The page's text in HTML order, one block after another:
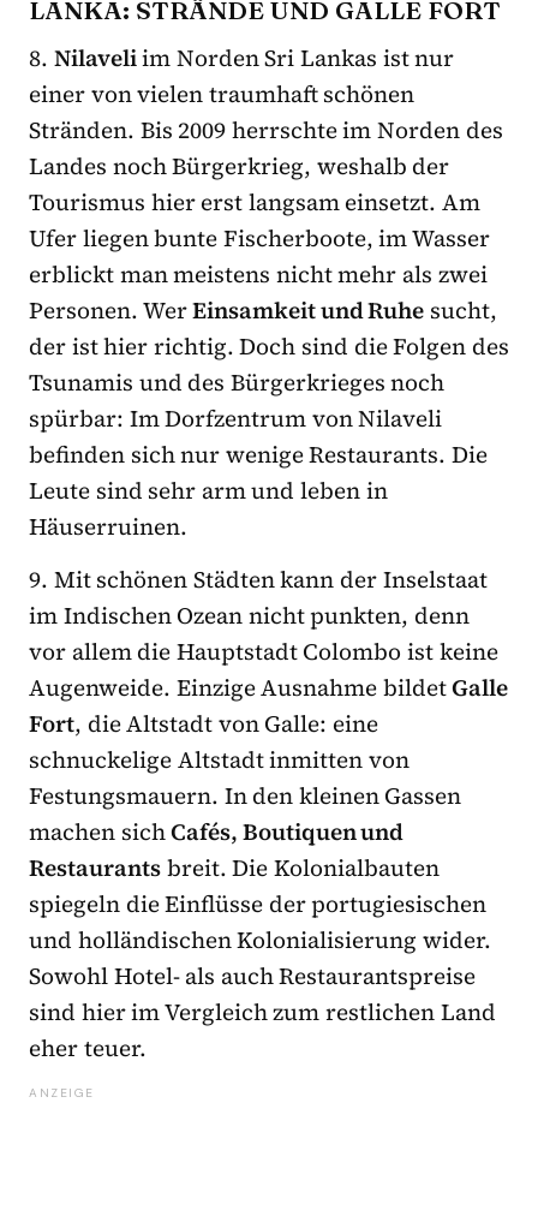
LANKA: STRÄNDE UND GALLE FORT
8. Nilaveliim Norden Sri Lankas ist nur
einer von vielen traumhaft schönen
Stränden. Bis 2009 herrschte im Norden des
Landes noch Bürgerkrieg, weshalb der
Tourismus hier erst langsam einsetzt. Am
Ufer liegen bunte Fischerboote, im Wasser
erblickt man meistens nicht mehr als zwei
Personen. WerEinsamkeit und Ruhe sucht,
der ist hier richtig. Doch sind die Folgen des
Tsunamis und des Bürgerkrieges noch
spürbar: Im Dorfzentrum von Nilaveli
befinden sich nur wenige Restaurants. Die
Leute sind sehr arm und leben in
Häuserruinen.
9. Mit schönen Städten kann der Inselstaat
im Indischen Ozean nicht punkten, denn
vor allem die Hauptstadt Colombo ist keine
Augenweide. Einzige Ausnahme bildetGalle
Fort, die Altstadt von Galle: eine
schnuckelige Altstadt inmitten von
Festungsmauern. In den kleinen Gassen
machen sichCafés, Boutiquen und
Restaurantsbreit. Die Kolonialbauten
spiegeln die Einflüsse der portugiesischen
und holländischen Kolonialisierung wider.
Sowohl Hotel- als auch Restaurantspreise
sind hier im Vergleich zum restlichen Land
eher teuer.
ANZEIGE